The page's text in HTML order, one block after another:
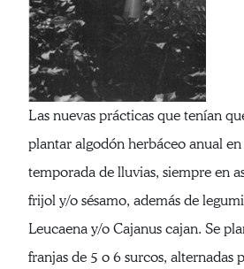
Las nuevas prácticas que tenían
plantar algodón herbáceo anual
temporada de lluvias, siempre en
frijol y/o sésamo, además de
Leucaena y/o Cajanus cajan. Se
franjas de 5 o 6 surcos, alternadas